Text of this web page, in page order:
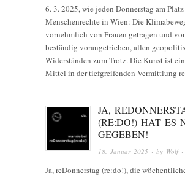
6. 3. 2025, wie jeden Donnerstag am
Menschenrechte in Wien: Die
vornehmlich von Frauen getragen und
beständig vorangetrieben, allen
Widerständen zum Trotz. Die Kunst ist
Mittel in der tiefgreifenden Vermittlung
JA,
(RE:DO!) HAT ES
GEGEBEN!
18. Januar 2025 · by Wolf
Ja, reDonnerstag (re:do!), die